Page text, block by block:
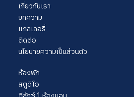
เกี่ยวกับเรา
บทความ
แกลเลอรี่
ติดต่อ
นโยบายความเป็นส่วนตัว
ห้องพัก
สตูดิโอ